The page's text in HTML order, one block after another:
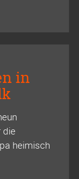
in
die
heimisch